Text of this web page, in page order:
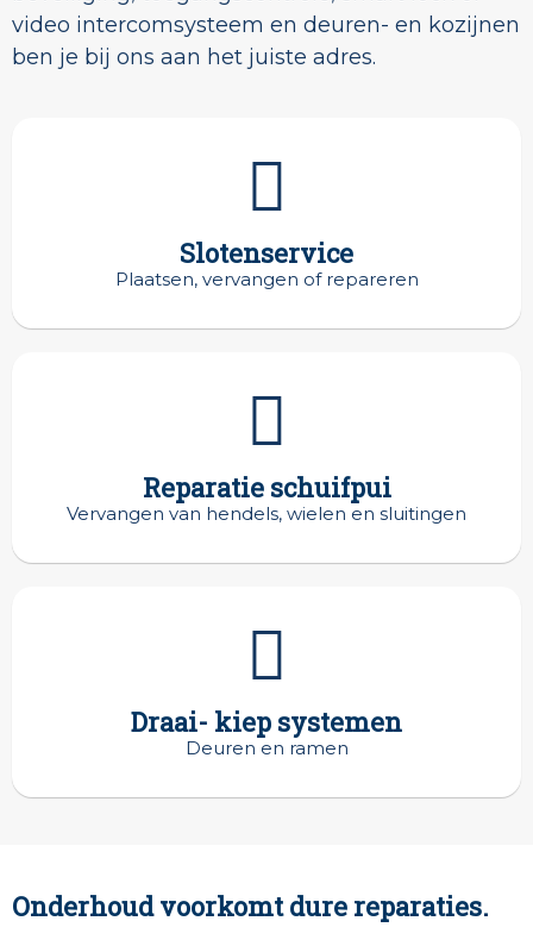
video intercomsysteem en deuren- en kozijnen
ben je bij ons aan het juiste adres.
Slotenservice
Plaatsen, vervangen of repareren
Reparatie schuifpui
Vervangen van hendels, wielen en sluitingen
Draai- kiep systemen
Deuren en ramen
Onderhoud voorkomt dure reparaties.